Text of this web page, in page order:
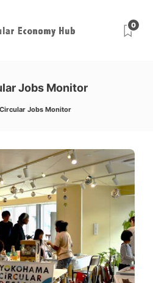
0
Jobs Monitor
Circular Jobs Monitor